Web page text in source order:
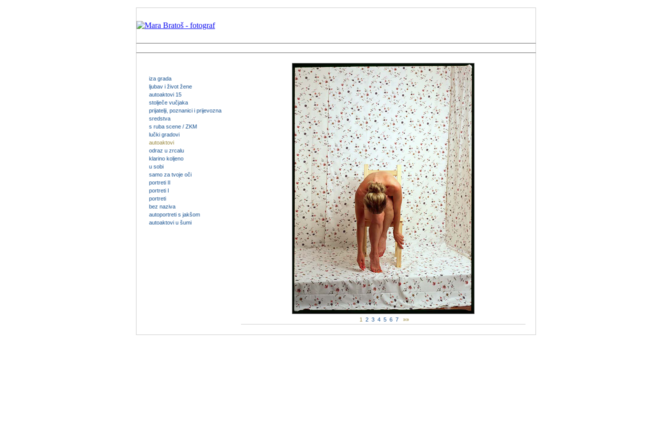
iza grada
ljubav i život žene
autoaktovi 15
stolječe vučjaka
prijatelji, poznanici i prijevozna
sredstva
s ruba scene / ZKM
lučki gradovi
autoaktovi
odraz u zrcalu
klarino koljeno
u sobi
samo za tvoje oči
portreti II
portreti I
portreti
bez naziva
autoportreti s jakšom
autoaktovi u šumi
1 2 3 4 5 6 7 »»